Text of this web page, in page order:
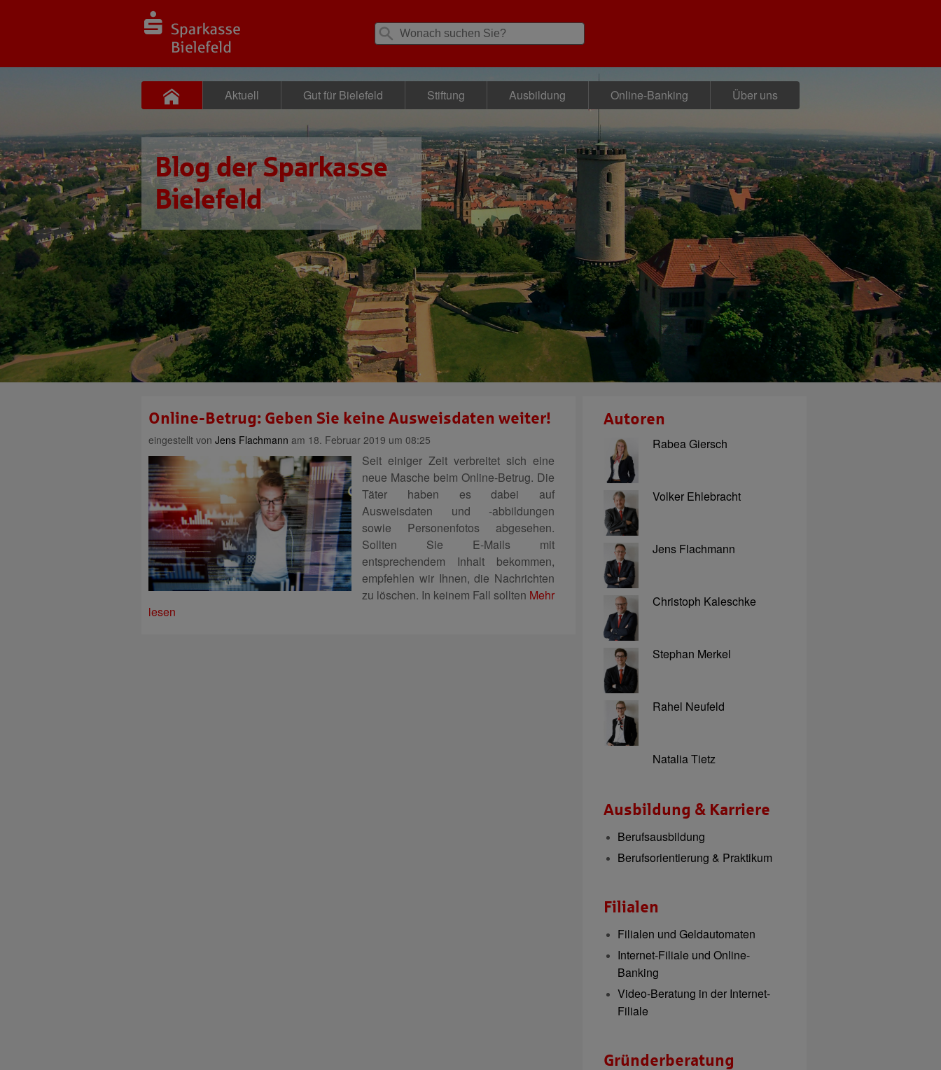
Aktuell Gut für Bielefeld Stiftung Ausbildung Online-Banking Über uns
Blog der Sparkasse
Bielefeld
Online-Betrug: Geben Sie keine Ausweisdaten weiter!
eingestellt von Jens Flachmann am 18. Februar 2019 um 08:25
Seit einiger Zeit verbreitet sich eine
neue Masche beim Online-Betrug. Die
Täter haben es dabei auf
Ausweisdaten und -abbildungen
sowie Personenfotos abgesehen.
Sollten Sie E-Mails mit
entsprechendem Inhalt bekommen,
empfehlen wir Ihnen, die Nachrichten
zu löschen. In keinem Fall sollten Mehr
lesen
Autoren
Rabea Giersch
Volker Ehlebracht
Jens Flachmann
Christoph Kaleschke
Stephan Merkel
Rahel Neufeld
Natalia Tietz
Ausbildung & Karriere
Berufsausbildung
Berufsorientierung & Praktikum
Filialen
Filialen und Geldautomaten
Internet-Filiale und Online-
Banking
Video-Beratung in der Internet-
Filiale
Gründerberatung